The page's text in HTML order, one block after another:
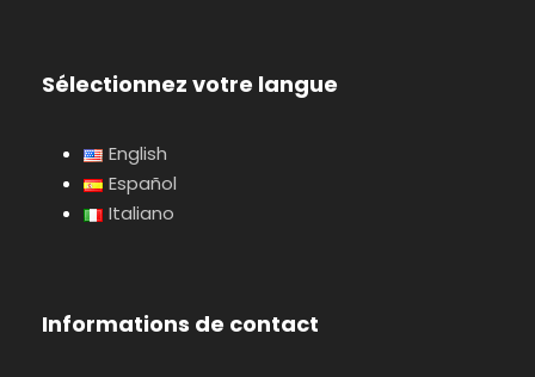
Sélectionnez votre langue
English
Español
Italiano
Informations de contact